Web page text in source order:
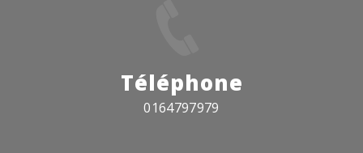
Téléphone
0164797979